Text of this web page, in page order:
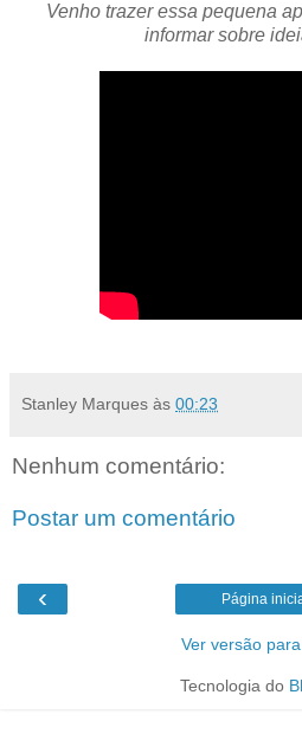
Venho trazer essa pequena
informar sobre
Stanley Marques às 00:23
Nenhum comentário:
Postar um comentário
‹ Página
Ver versão
Tecnologia do